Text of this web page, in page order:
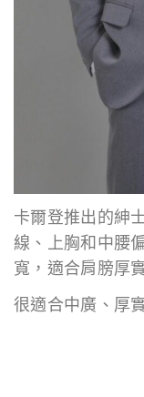
卡爾登推出的紳
線、上胸和中腰
寬，適合肩膀厚
很適合中廣、厚